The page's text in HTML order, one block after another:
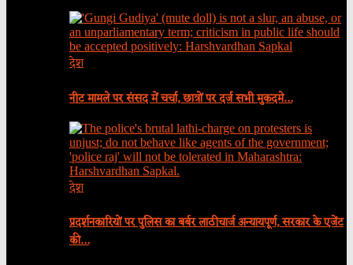
देश
नीट मामले पर संसद में चर्चा, छात्रों पर दर्ज सभी मुकदमे…
देश
प्रदर्शनकारियों पर पुलिस का बर्बर लाठीचार्ज अन्यायपूर्ण, सरकार के एजेंट
की…